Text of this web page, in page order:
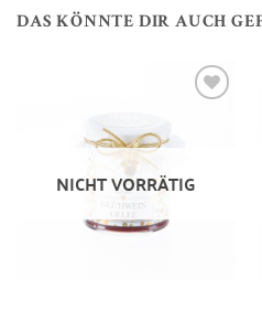
DAS KÖNNTE DIR AUCH
Wunschliste
hinzufügen
NICHT VORRÄTIG